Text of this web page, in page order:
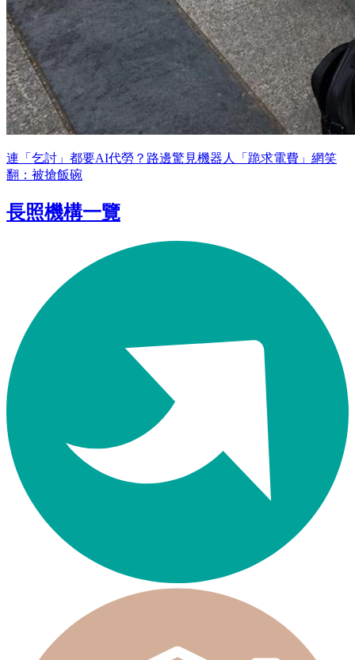
連「乞討」都要AI代勞？路邊驚見機器人「跪求電費」網笑
翻：被搶飯碗
長照機構一覽